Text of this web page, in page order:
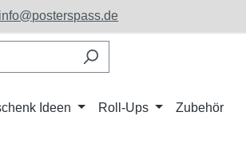
Ideen Roll-Ups Zubehör